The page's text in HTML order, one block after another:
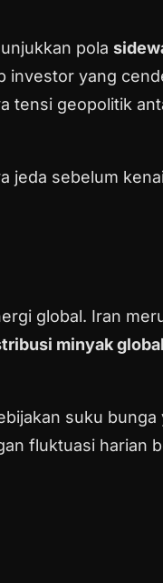
pola
yang
tensi geopolitik
jeda sebelum
global. Iran
minyak global
suku
fluktuasi harian